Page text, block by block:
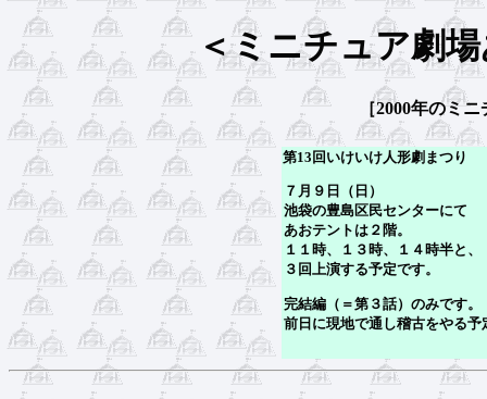
＜ミニチュア劇
［2000年のミ
第13回いけいけ人形劇
７月９日（
池袋の豊島区民センタ
あおテントは２
１１時、１３時、１４時
３回上演する予定で
完結編（＝第３話）のみ
前日に現地で通し稽古をやる